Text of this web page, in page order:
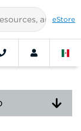
eStore